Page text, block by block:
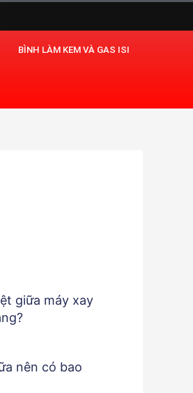
BÌNH LÀM KEM VÀ GAS ISI
giữa máy xay
nên có bao